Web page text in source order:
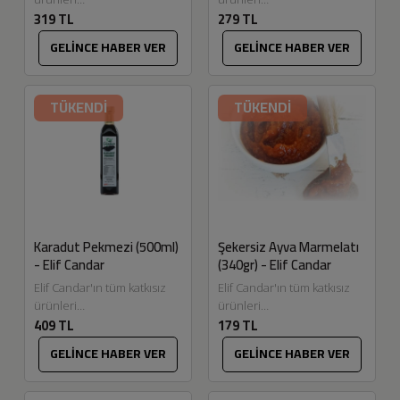
Eskitadında.com'da.
Şekersiz reçellerimizde ve
marmelatlarımızda
kullandığımız elma pektinini,
topladığımız elmaları
kaynatarak...
319 TL
GELİNCE HABER VER
Eskitadında.com'da.
Dalından topladığımız ilaçsız
meyvelerimiz ile gelen
talepler üzere çok severek
279 TL
GELİNCE HABER VER
TÜKENDİ
Karadut Pekmezi (500ml)
- Elif Candar
Elif Candar'ın tüm katkısız
ürünleri
Eskitadında.com'da. Karadut
meyvesinin şırası çıkarılarak
düşük sıcaklıkta (52
derecede) 15 saat
409 TL
GELİNCE HABER VER
TÜKENDİ
Şekersiz Ayva Marmelatı
(340gr) - Elif Candar
Elif Candar'ın tüm katkısız
ürünleri
Eskitadında.com'da.
Dalından topladığımız ilaçsız
meyvelerimiz ile, gelen
talepler üzerine, çok
179 TL
GELİNCE HABER VER